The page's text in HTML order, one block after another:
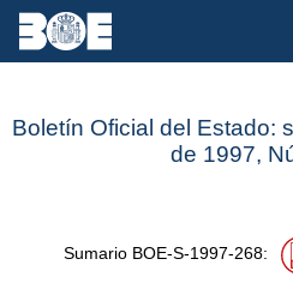
Boletín Oficial del Estado:
de 1997,
Sumario BOE-S-1997-268: